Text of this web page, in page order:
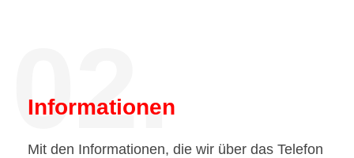
02.
Informationen
Mit den Informationen, die wir über das Telefon